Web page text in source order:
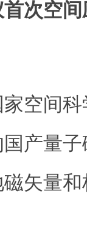
次空
间科
产量
矢量